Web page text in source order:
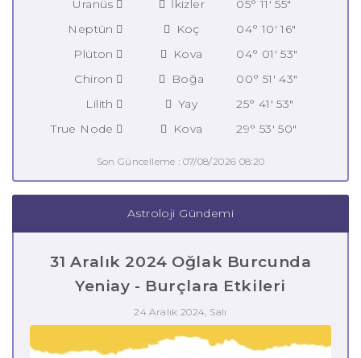
Uranüs
İkizler
05° 11' 55"
Neptün
Koç
04° 10' 16"
Plüton
Kova
04° 01' 53"
Chiron
Boğa
00° 51' 43"
Lilith
Yay
25° 41' 53"
True Node
Kova 29° 53' 50"
Son Güncelleme : 07/08/2026 08:20
Astroloji Gündemi
31 Aralık 2024 Oğlak Burcunda
Yeniay - Burçlara Etkileri
24 Aralık 2024, Salı